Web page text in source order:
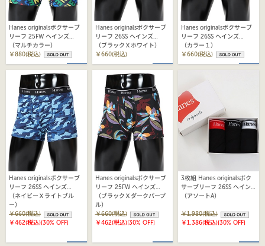
Hanes originalsボクサーブ
リーフ 25FW ヘインズ
(HM6EB102)
（マルチカラー）
￥880(税込)
Hanes originalsボクサーブ
リーフ 26SS ヘインズ
(HM6EB201)
（ブラックＸホワイト）
￥660(税込)
Hanes originalsボクサーブ
リーフ 26SS ヘインズ
(HM6EB202)
（カラー１）
￥660(税込)
Hanes originalsボクサーブ
リーフ 26SS ヘインズ
(HM6EB203)
（ネイビーＸライトブル
ー）
￥660(税込)
￥462(税込)[30% OFF]
Hanes originalsボクサーブ
リーフ 25FW ヘインズ
(HM6EB204)
（ブラックＸダークパープ
ル）
￥660(税込)
￥462(税込)[30% OFF]
3枚組 Hanes originalsボク
サーブリーフ 26SS ヘイン
ズ(HM6EB701)
（アソートA）
￥1,980(税込)
￥1,386(税込)[30% OFF]